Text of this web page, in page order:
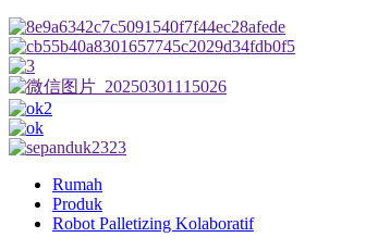
Rumah
Produk
Robot Palletizing Kolaboratif